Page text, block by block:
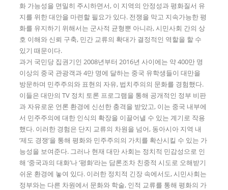
화 가능성을 면밀히 주시하면서, 이 지역의 안정성과 평화질서 유
지를 위한 대안을 마련할 필요가 있다. 전쟁을 막고 지속가능한 평
화를 유지하기 위해서는 군사적 균형뿐 아니라, 시민사회 간의 상
호 이해와 신뢰 구축, 민간 교류의 확대가 결정적인 역할을 할 수
있기 때문이다.
과거 국민당 집권기인 2008년부터 2016년 사이에는 약 400만 명
이상의 중국 관광객과 4만 명에 달하는 중국 유학생들이 대만을
방문하며 민주주의와 표현의 자유, 법치주의의 문화를 경험했다.
이들은 대만의 TV 정치 토론 프로그램을 통해 공개적인 정부 비판
과 자유로운 언론 환경에 신선한 충격을 받았고, 이는 중국 내부에
서 민주주의에 대한 인식의 확장을 이끌어낼 수 있는 계기로 작용
했다. 이러한 경험은 단지 교류의 차원을 넘어, 동아시아 지역 내
‘제도 경쟁’을 통해 평화와 민주주의의 가치를 확산시킬 수 있는 가
능성을 보여준다. 그러나 현재 대만 사회는 정치적 민감성으로 인
해 ‘중국과의 대화’나 ‘평화’라는 담론조차 친중적 시도로 오해받기
쉬운 환경에 놓여 있다. 이러한 정치적 긴장 속에서도, 시민사회는
정부와는 다른 차원에서 문화와 학술, 인적 교류를 통해 평화의 가